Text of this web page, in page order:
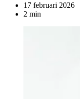
17 februari 2026
2 min